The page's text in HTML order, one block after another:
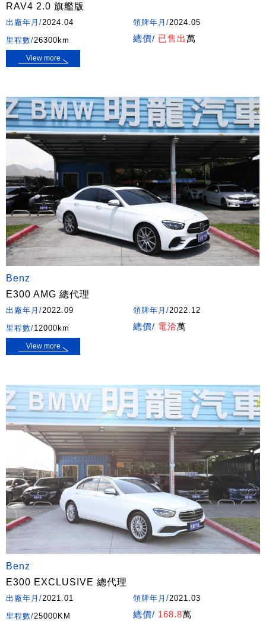
RAV4 2.0 旗艦版
出廠年月/2024.04 領牌年月/2024.05
里程數/26300km 總價/ 已售出萬
View more
Benz
E300 AMG 總代理
出廠年月/2022.09 領牌年月/2022.12
里程數/12000km 總價/ 電洽萬
View more
Benz
E300 EXCLUSIVE 總代理
出廠年月/2021.01 領牌年月/2021.03
里程數/25000KM 總價/ 168.8萬